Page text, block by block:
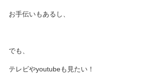
お手伝いもあるし、
でも、
テレビやyoutubeも見たい！